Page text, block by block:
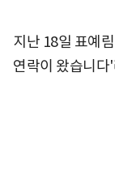
지난 18일 표예
연락이 왔습니다